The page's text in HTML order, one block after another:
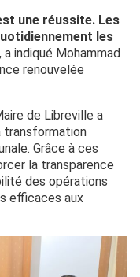
une réussite. Les
les
, a indiqué Mohammad
renouvelée
de Libreville a
transformation
Grâce à ces
la transparence
des opérations
efficaces aux